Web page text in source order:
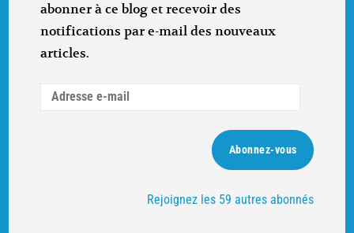
abonner à ce blog et recevoir des
notifications par e-mail des nouveaux
articles.
Adresse
Abonnez-vous
Rejoignez les 59 autres abonnés